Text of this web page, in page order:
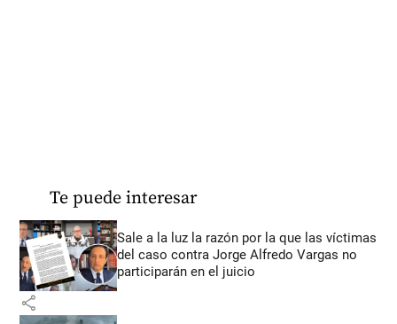
Te puede interesar
Sale a la luz la razón por la que las víctimas
del caso contra Jorge Alfredo Vargas no
participarán en el juicio
share